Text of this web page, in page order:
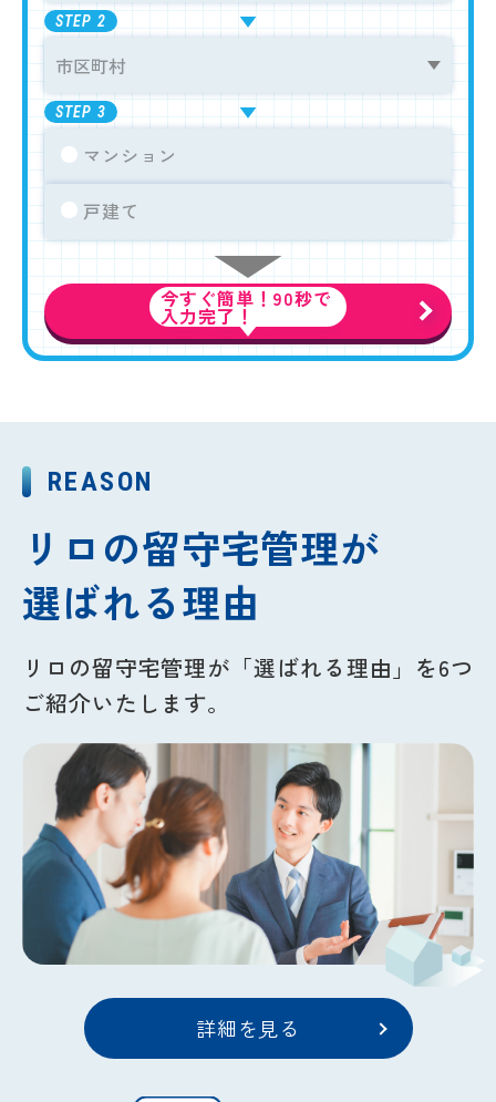
STEP 2
STEP 3
マンション
戸建て
今すぐ簡単！90秒で
入力完了！
無料賃料査定
REASON
リロの留守宅管理が
選ばれる理由
リロの留守宅管理が 「選ばれる理由」を6つ
ご紹介いたします。
詳細を見る